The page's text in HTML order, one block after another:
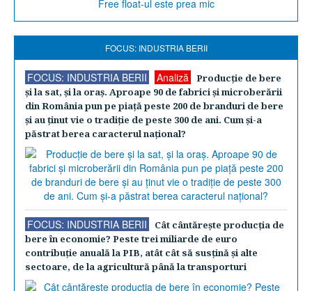
FOCUS: INDUSTRIA BERII
FOCUS: INDUSTRIA BERII Analiză
Producţie de bere
şi la sat, şi la oraş. Aproape 90 de fabrici şi microberării
din România pun pe piaţă peste 200 de branduri de bere
şi au ţinut vie o tradiţie de peste 300 de ani. Cum şi-a
păstrat berea caracterul naţional?
FOCUS: INDUSTRIA BERII
Cât cântăreşte producţia de
bere în economie? Peste trei miliarde de euro
contribuţie anuală la PIB, atât cât să susţină şi alte
sectoare, de la agricultură până la transporturi